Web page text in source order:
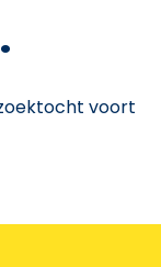
voort